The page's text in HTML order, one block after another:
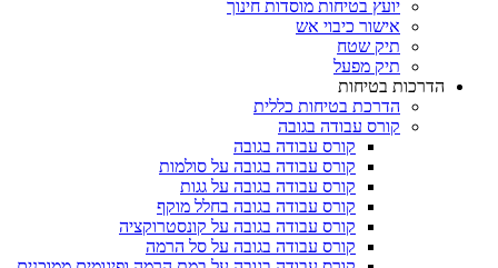
יועץ בטיחות מוסדות חינוך
אישור כיבוי אש
תיק שטח
תיק מפעל
הדרכות בטיחות
הדרכת בטיחות כללית
קורס עבודה בגובה
קורס עבודה בגובה
קורס עבודה בגובה על סולמות
קורס עבודה בגובה על גגות
קורס עבודה בגובה בחלל מוקף
קורס עבודה בגובה על קונסטרוקציה
קורס עבודה בגובה על סל הרמה